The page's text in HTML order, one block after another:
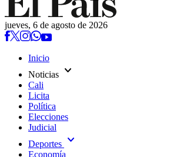
jueves, 6 de agosto de 2026
Inicio
Noticias expand_more
Cali
Licita
Política
Elecciones
Judicial
Deportes expand_more
Economía